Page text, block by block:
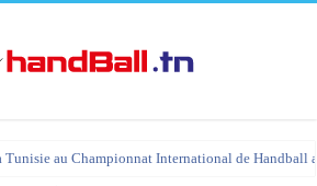
Tunisie au Championnat International de Handball